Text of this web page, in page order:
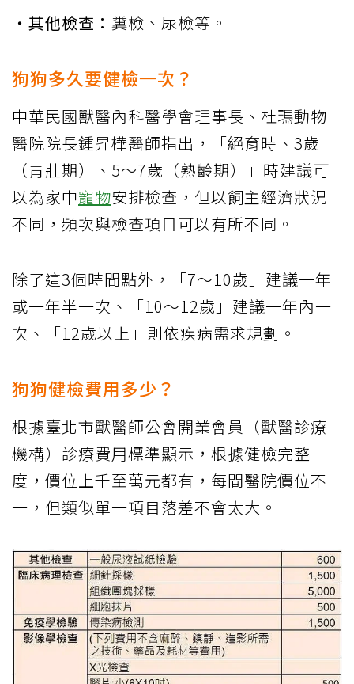
‧其他檢查： 糞檢、尿檢等。
狗狗多久要健檢一次？
中華民國獸醫內科醫學會理事長、杜瑪動物
醫院院長鍾昇樺醫師指出，「絕育時、3歲
（青壯期）、5～7歲（熟齡期）」時建議可
以為家中寵物安排檢查，但以飼主經濟狀況
不同，頻次與檢查項目可以有所不同。
除了這3個時間點外，「7～10歲」建議一年
或一年半一次、「10～12歲」建議一年內一
次、「12歲以上」則依疾病需求規劃。
狗狗健檢費用多少？
根據臺北市獸醫師公會開業會員（獸醫診療
機構）診療費用標準顯示，根據健檢完整
度，價位上千至萬元都有，每間醫院價位不
一，但類似單一項目落差不會太大。